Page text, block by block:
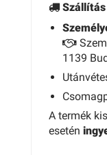
Szállítás
1139
A termék
esetén